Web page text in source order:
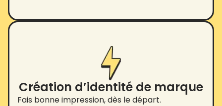
Création d’identité de marque
Fais bonne impression, dès le départ.